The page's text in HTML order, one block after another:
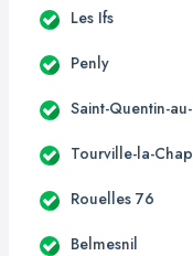
Les Ifs
Penly
Saint-Quentin-
Tourville-la-
Rouelles 76
Belmesnil